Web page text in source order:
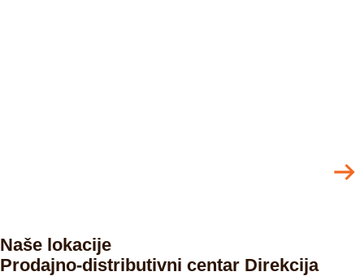
Naše lokacije
Prodajno-distributivni centar Direkcija